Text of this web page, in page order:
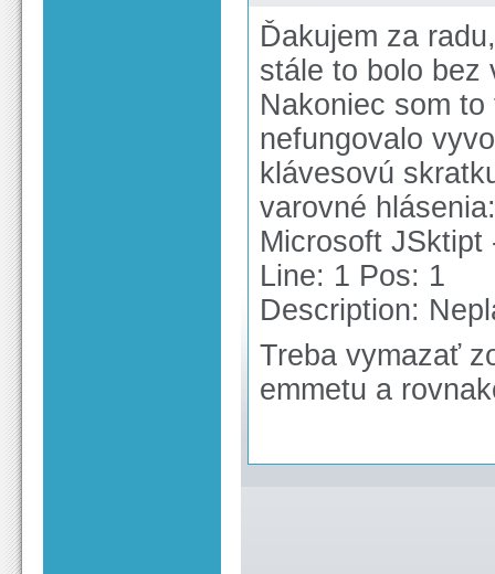
Ďakujem za
stále to bolo bez
Nakoniec som
nefungovalo
klávesovú
varovné hlásenia:
Microsoft JSktipt
Line: 1 Pos: 1
Description:
Treba vymazať
emmetu a